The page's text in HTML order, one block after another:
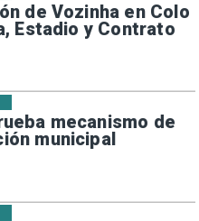
de Vozinha en Colo
Estadio y Contrato
mecanismo de
municipal